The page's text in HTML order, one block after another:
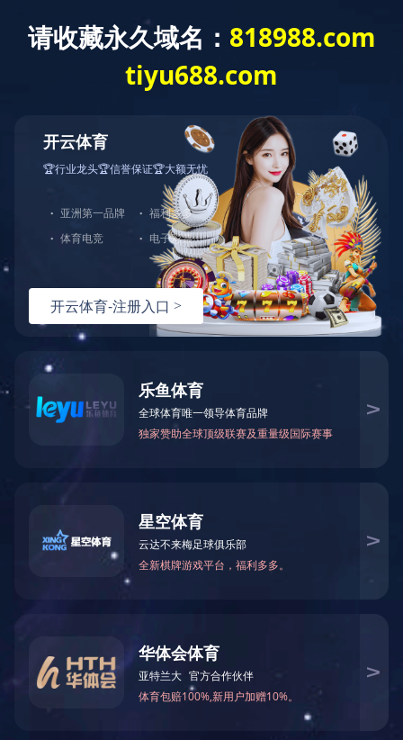
您当前的位置：JIUYOU.COM-九游（中国） >>公司简介 公司介绍
公司介绍
JIUYOU.COM
公司介绍
服务于一体的现代化企业，是国内自动化领域的设备
采购、工程施工全方位的实施能力，能够按照国际标
准和惯例，提供完备的系统化服务。承揽了大量包括
楼宇自控系统、综合布线系统、计算机网络系统、智
能卡系统、大屏幕显示系统、安防监控及防盗报警系